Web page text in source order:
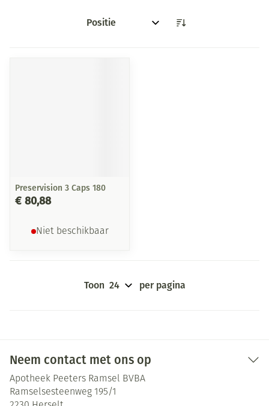
Sorteer op:
Preservision 3 Caps 180
€ 80,88
Niet beschikbaar
Toon per pagina
Neem contact met ons op
Apotheek Peeters Ramsel BVBA
Ramselsesteenweg 195/1